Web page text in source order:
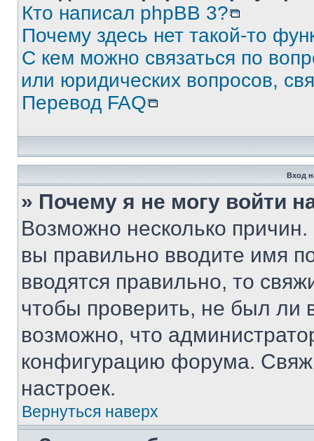
Кто написал phpBB 3?
Почему здесь нет такой-то
С кем можно связаться по
или юридических вопросов,
Перевод FAQ
Вход
» Почему я не могу войти
Возможно несколько
вы правильно вводите имя
вводятся правильно, то
чтобы проверить, не был ли
возможно, что
конфигурацию форума.
настроек.
Вернуться наверх